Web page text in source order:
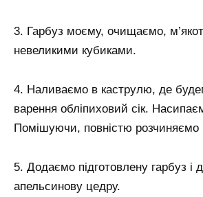
3. Гарбуз моєму, очищаємо,
невеликими кубиками.
4. Наливаємо в каструлю, де
варення обліпиховий сік.
Помішуючи, повністю розчиняємо
5. Додаємо підготовлену гарбуз і
апельсинову цедру.